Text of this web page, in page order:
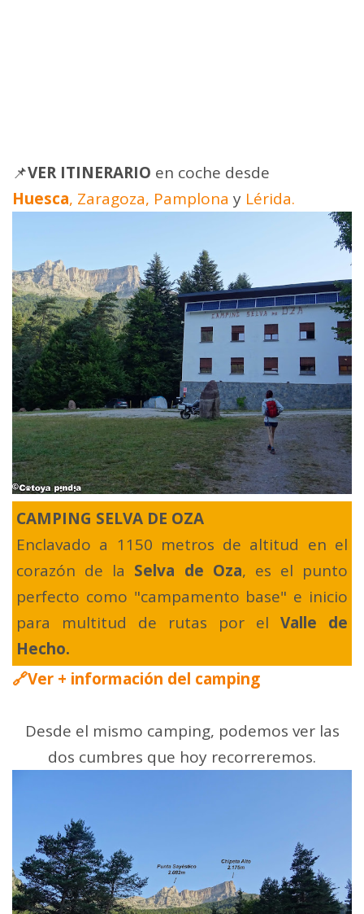
📌VER ITINERARIO en coche desde
Huesca, Zaragoza, Pamplona y Lérida.
CAMPING SELVA DE OZA
Enclavado a 1150 metros de altitud en el
corazón de la Selva de Oza, es el punto
perfecto como "campamento base" e inicio
para multitud de rutas por el Valle de
Hecho.
🔗Ver + información del camping
Desde el mismo camping, podemos ver las
dos cumbres que hoy recorreremos.